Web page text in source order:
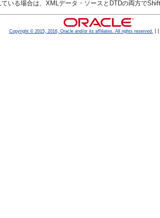
いる場合は、XMLデータ・ソースとDTDの両方で
Copyright © 2015, 2016, Oracle and/or its affiliates. All rights reserved.